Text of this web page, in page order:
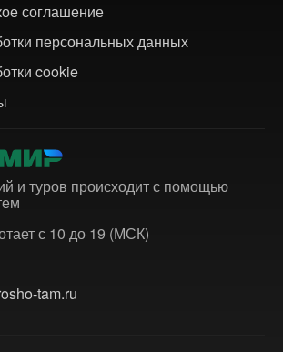
соглашение
персональных данных
cookie
и туров происходит с помощью
с 10 до 19 (МСК)
tam.ru